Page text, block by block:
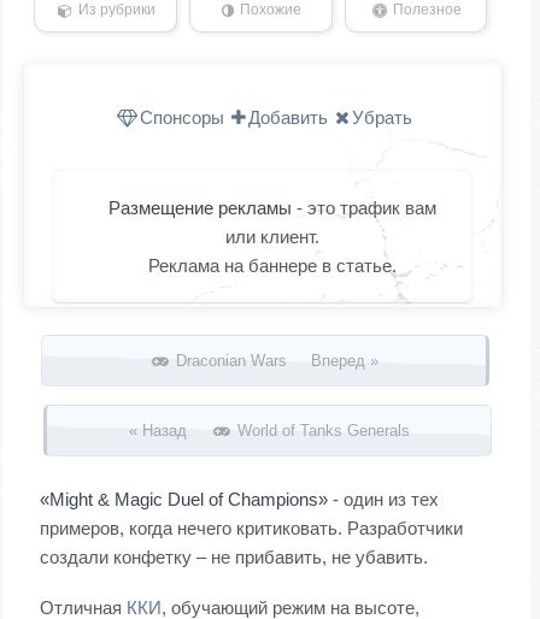
Из рубрики Похожие Полезное
Спонсоры Добавить Убрать
Размещение рекламы - это трафик вам
или клиент.
Реклама на баннере в статье.
Запись навигация
Draconian Wars Вперед »
« Назад World of Tanks Generals
«Might & Magic Duel of Champions» - один из тех
примеров, когда нечего критиковать. Разработчики
создали конфетку – не прибавить, не убавить.
Отличная ККИ, обучающий режим на высоте,